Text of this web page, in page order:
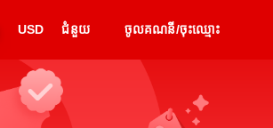
USD ជំនួយ ចូលគណនី/ចុះឈ្មោះ